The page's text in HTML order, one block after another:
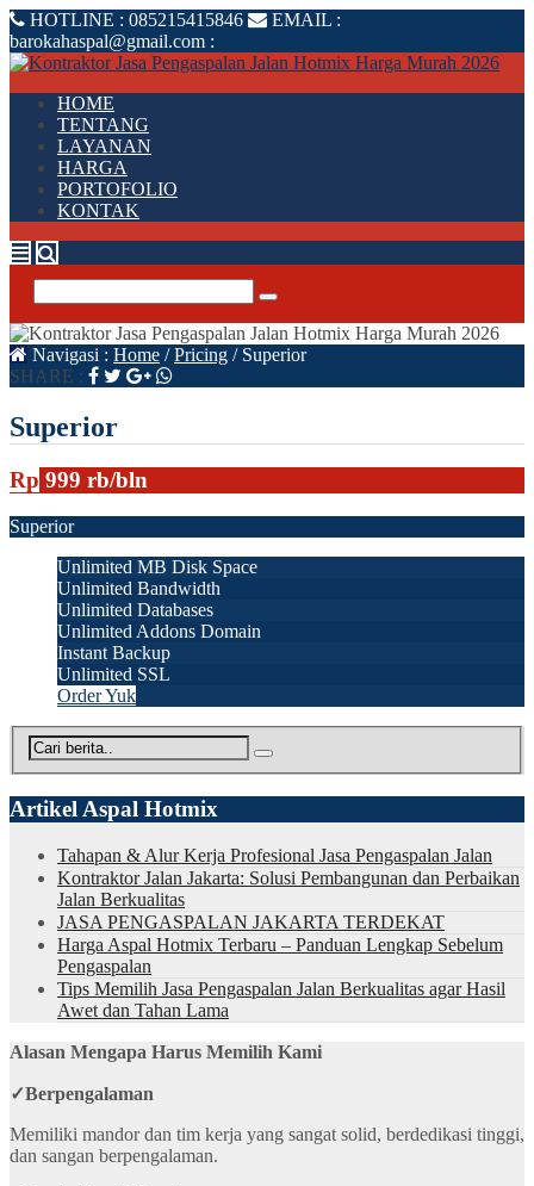
HOTLINE : 085215415846
EMAIL :
barokahaspal@gmail.com :
HOME
TENTANG
LAYANAN
HARGA
PORTOFOLIO
KONTAK
Navigasi : Home /Pricing / Superior
SHARE :
Superior
Rp 999 rb/bln
Superior
Unlimited MB Disk Space
Unlimited Bandwidth
Unlimited Databases
Unlimited Addons Domain
Instant Backup
Unlimited SSL
Order Yuk
Artikel Aspal Hotmix
Tahapan & Alur Kerja Profesional Jasa Pengaspalan Jalan
Kontraktor Jalan Jakarta: Solusi Pembangunan dan Perbaikan
Jalan Berkualitas
JASA PENGASPALAN JAKARTA TERDEKAT
Harga Aspal Hotmix Terbaru – Panduan Lengkap Sebelum
Pengaspalan
Tips Memilih Jasa Pengaspalan Jalan Berkualitas agar Hasil
Awet dan Tahan Lama
Alasan Mengapa Harus Memilih Kami
✓Berpengalaman
Memiliki mandor dan tim kerja yang sangat solid, berdedikasi tinggi,
dan sangan berpengalaman.